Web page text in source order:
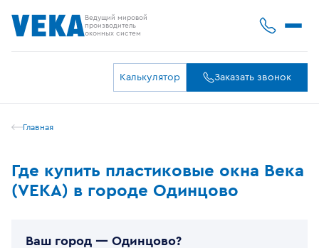
Ведущий мировой
производитель
оконных систем
Калькулятор Заказать звонок
Главная
Где купить пластиковые окна Века
(VEKA) в городе Одинцово
Ваш город — Одинцово?